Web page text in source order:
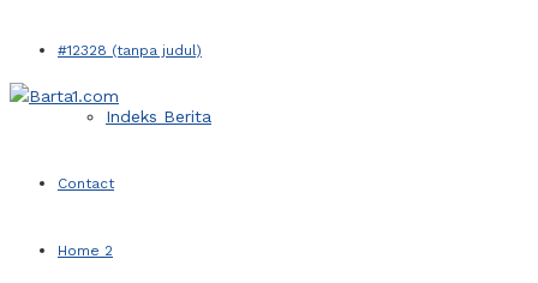
#12328 (tanpa judul)
Indeks Berita
Contact
Home 2